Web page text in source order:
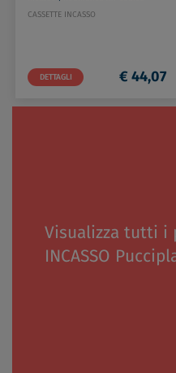
CASSETTE INCASSO
DETTAGLI € 44,07
Visualizza tutti i
INCASSO